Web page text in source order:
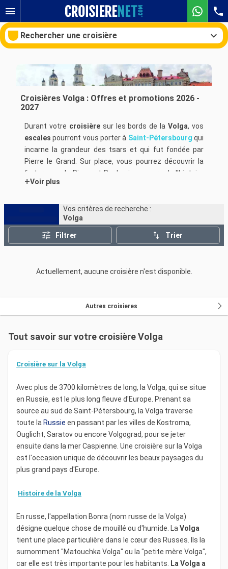
Rechercher une croisière
Ports Compagnies
Rechercher
Croisières Volga : Offres et promotions 2026 -
2027
Durant votre croisièresur les bords de laVolga, vos
escales pourront vous porter à Saint-Pétersbourg qui
incarne la grandeur des tsars et qui fut fondée par
Pierre le Grand. Sur place, vous pourrez découvrir la
forteresse de Pierre et Paul qui, au cours de l'histoire
fut le lieu privilégié pour enterrer les empereurs russes
Isaac, une des plus imposantes au Monde. Durant
votre escale de
d'Hiver, ancien lieu de résidence d'Alexandre I
renferme le Théâtre de l'Ermitage, l'un des plus grands
Mandroga où vous découvrirez les maisons
traditionnelles construites en bois, que l'on nomme les
à Moscou accueilli par le Kremlin qui incarne le pouvoir
baladez. Visitez également la cathédrale Saint Basile,
qui vous étonnera par son architecture et qui fut
édifiée pour symboliser la gloire du pouvoir russe. Sur
place, rendez-vous également au Bolchoï qui figure
comme l'une des scènes les plus connues et qui
présente un intérieur richement décoré. Enfin, vous
pourrez visiter le parc de la Victoire dédiée à celle de
1945 face aux troupes allemandes, où se trouve un
large parc boisé.
Votre croisièresur le fleuve dela Volgase fera à bord
de bateaux à taille humaine tels que le MS Kandinsky
Prestige ou le Lev Tolstoi pour vous permettre de
profiter du charme des paysages rencontrés.
+Voir plus
Vos critères de recherche :
Volga
Filtrer Trier
Actuellement, aucune croisière n'est disponible.
Autres croisieres
Tout savoir sur votre croisière Volga
Croisière sur la Volga
Avec plus de 3700 kilomètres de long, la Volga, qui se situe
en Russie, est le plus long fleuve d'Europe. Prenant sa
source au sud de Saint-Pétersbourg, la Volga traverse
toute la Russie en passant par les villes de Kostroma,
Ouglicht, Saratov ou encore Volgograd, pour se jeter
ensuite dans la mer Caspienne. Une croisière sur la Volga
est l'occasion unique de découvrir les beaux paysages du
plus grand pays d'Europe.
Histoire de la Volga
En russe, l'appellation Bonra (nom russe de la Volga)
désigne quelque chose de mouillé ou d'humide. La Volga
tient une place particulière dans le cœur des Russes. Ils la
surnomment "Matouchka Volga" ou la "petite mère Volga",
car elle est très importante pour les habitants. La Volga a